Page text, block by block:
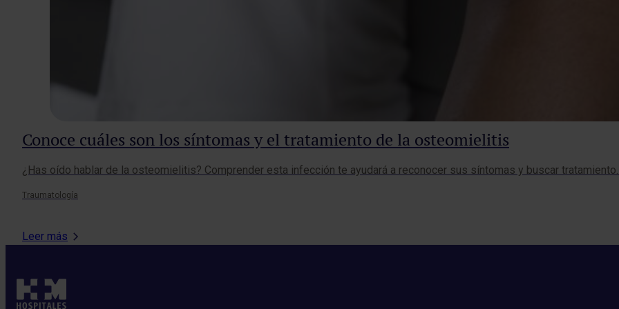
Conoce cuáles son los síntomas y el tratamiento de la osteomielitis
¿Has oído hablar de la osteomielitis? Comprender esta infección te ayudará a reconocer sus síntomas y buscar
Traumatología
Leer más